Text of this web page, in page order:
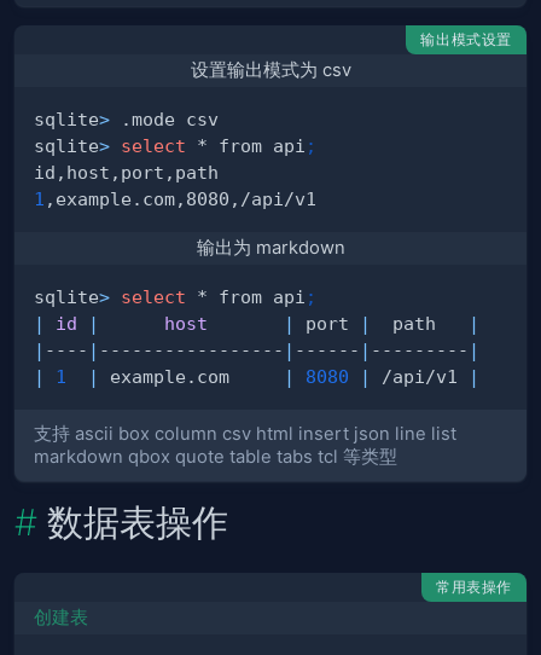
输出模式设置
设置输出模式为 csv
sqlite>
sqlite> select * from api ;
1
输出为 markdown
sqlite> select * from api ;
|
id | host | port |
  path
|
| ---- | ----------------- | ------ | --------- |
|
1 | example.com | 8080 | /api/v1 |
支持 ascii box column csv html insert json line list
markdown qbox quote table tabs tcl 等类型
数据表操作
常用表操作
创建表